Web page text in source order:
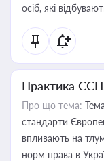
осіб, які
Практика
Про що тема:
стандарти
впливають на
норм права в